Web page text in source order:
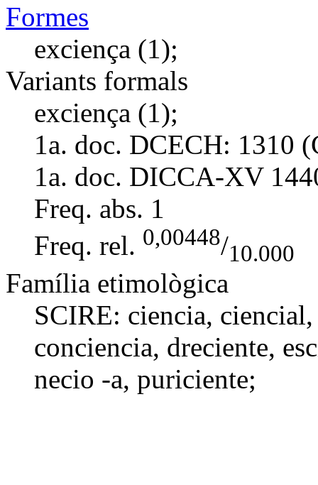
Formes
exciença (1);
Variants formals
exciença (1);
1a. doc. DCECH: 1310
1a. doc. DICCA-XV
Freq. abs. 1
Freq. rel. 0,00448/10.000
Família etimològica
SCIRE: ciencia, ciencial
conciencia, dreciente,
necio -a, puriciente;